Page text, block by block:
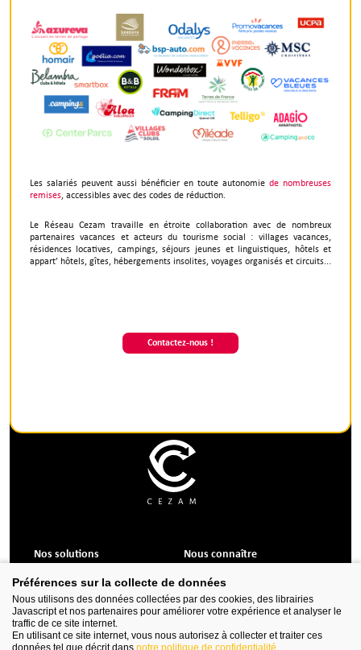
Les salariés peuvent aussi bénéficier en toute autonomiede nombreuses
remises, accessibles avec des codes de réduction.
Le Réseau Cezam travaille en étroite collaboration avec de nombreux
partenaires vacances et acteurs du tourisme social : villages vacances,
résidences locatives, campings, séjours jeunes et linguistiques, hôtels et
appart’ hôtels, gîtes, hébergements insolites, voyages organisés et circuits...
Contactez-nous !
Nos solutions
Services et accompagnement
Outils et logiciels
Billetterie, avantages
Sorties, voyages, séjours
Nous connaître
Nos valeurs
Préférences sur la collecte de données
Nous utilisons des données collectées par des cookies, des librairies
Javascript et nos partenaires pour améliorer votre expérience et analyser le
traffic de ce site internet.
En utilisant ce site internet, vous nous autorisez à collecter et traiter ces
données tel que décrit dans notre politique de confidentialité